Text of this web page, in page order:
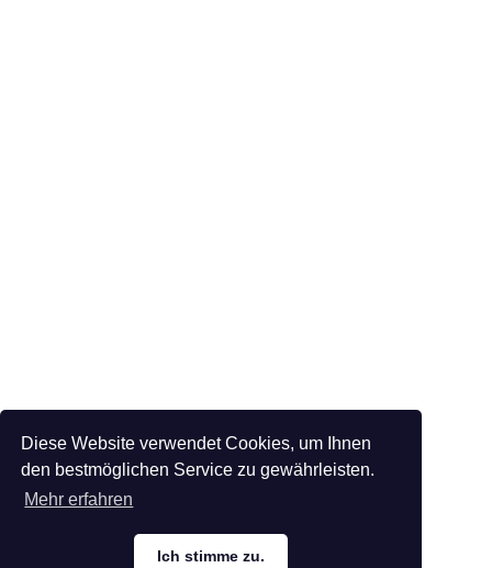
Diese Website verwendet Cookies, um Ihnen
den bestmöglichen Service zu gewährleisten.
Mehr erfahren
Ich stimme zu.